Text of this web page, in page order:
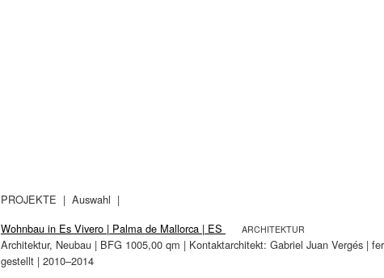
PROJEKTE | Auswahl |
Wohnbau in Es Vivero | Palma de Mallorca | ES
ARCHITEKTUR
Architektur, Neubau | BFG 1005,00 qm | Kontaktarchitekt: Gabriel Juan Vergés |
gestellt | 2010–2014